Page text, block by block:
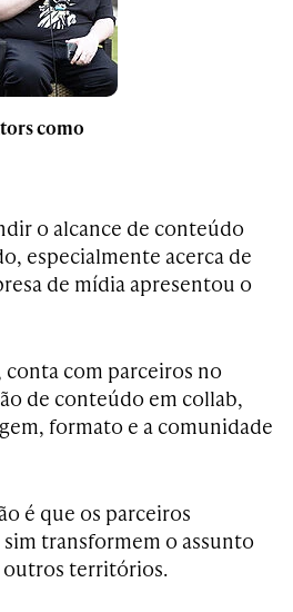
como
o alcance de conteúdo
especialmente acerca de
de mídia apresentou o
com parceiros no
de conteúdo em collab,
formato e a comunidade
é que os parceiros
transformem o assunto
outros territórios.